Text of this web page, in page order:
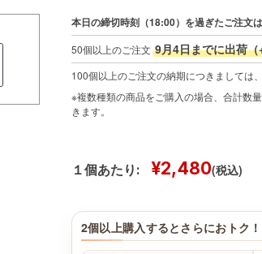
本日の締切時刻（18:00）を過ぎたご注文
50個以上のご注文 9月4日までに出荷（
100個以上のご注文の納期につきましては
※複数種類の商品をご購入の場合、合計数
きます。
１個あたり: ¥2,480(税込)
2個以上購入するとさらにおトク！